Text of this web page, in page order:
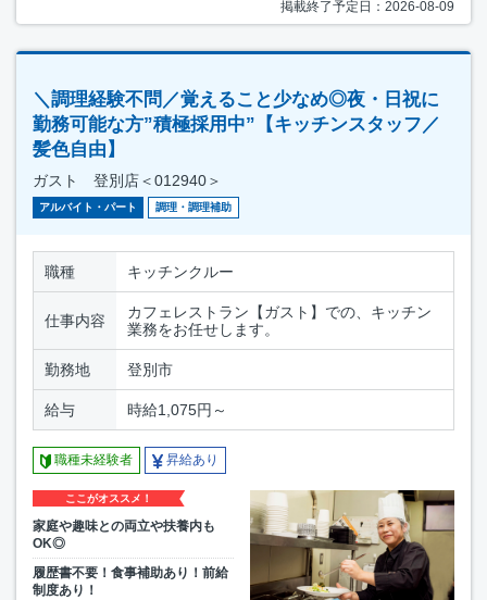
掲載終了予定日：2026-08-09
＼調理経験不問／覚えること少なめ◎夜・日祝に
勤務可能な方”積極採用中”【キッチンスタッフ／
髪色自由】
ガスト 登別店＜012940＞
アルバイト・パート 調理・調理補助
職種 キッチンクルー
仕事内容
カフェレストラン【ガスト】での、キッチン
業務をお任せします。
勤務地 登別市
給与 時給1,075円～
職種未経験者 昇給あり
ここがオススメ！
家庭や趣味との両立や扶養内も
OK◎
履歴書不要！食事補助あり！前給
制度あり！